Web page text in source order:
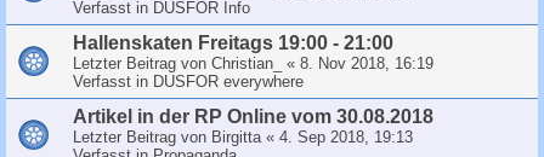
Verfasst in DUSFOR Info
Hallenskaten Freitags 19:00 - 21:00
Letzter Beitrag von Christian_ « 8. Nov 2018, 16:19
Verfasst in DUSFOR everywhere
Artikel in der RP Online vom 30.08.2018
Letzter Beitrag von Birgitta« 4. Sep 2018, 19:13